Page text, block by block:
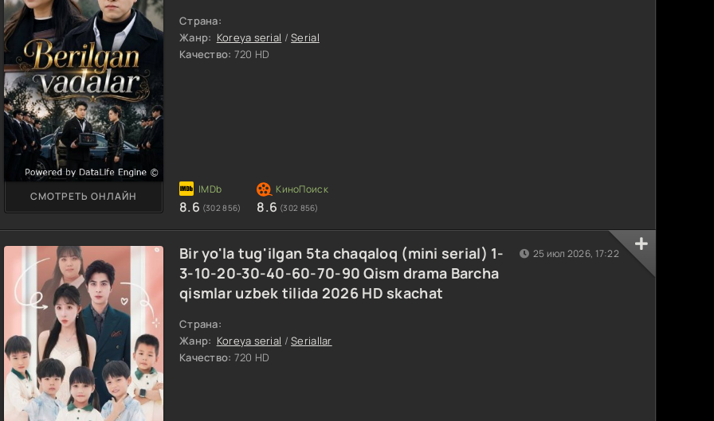
Страна:
Жанр: Koreya serial /Serial
Качество: 720 HD
СМОТРЕТЬ ОНЛАЙН
8.6 (302 856) 8.6 (302 856)
Bir yo'la tug'ilgan 5ta chaqaloq (mini serial) 1-
3-10-20-30-40-60-70-90 Qism drama Barcha
qismlar uzbek tilida 2026 HD skachat
Страна:
Жанр: Koreya serial /Seriallar
Качество: 720 HD
25 июл 2026, 17:22